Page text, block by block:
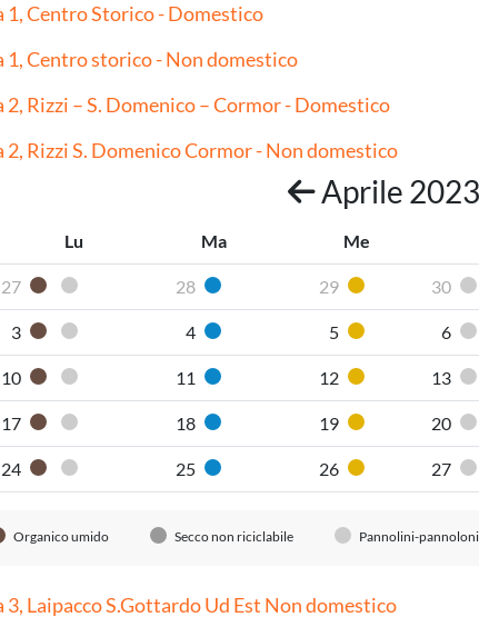
1, Centro Storico - Domestico
1, Centro storico - Non domestico
2, Rizzi – S. Domenico – Cormor - Domestico
2, Rizzi S. Domenico Cormor - Non domestico
Aprile 2023
Lu Ma Me
27 Organico umido
Pannolini-pannoloni
28 Carta 29 Plastica 30
3 Organico umido
Pannolini-pannoloni
4 Carta 5 Plastica 6
10 Organico umido
Pannolini-pannoloni
11 Carta 12 Plastica 13
17 Organico umido
Pannolini-pannoloni
18 Carta 19 Plastica 20
24 Organico umido
Pannolini-pannoloni
25 Carta 26 Plastica 27
Organico umido Secco non riciclabile Pannolini-pannoloni
3, Laipacco S.Gottardo Ud Est Non domestico